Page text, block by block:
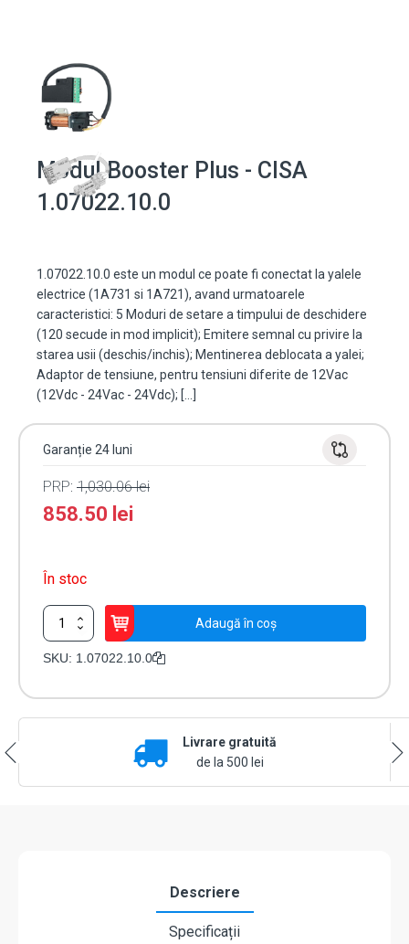
Modul Booster Plus - CISA
1.07022.10.0
1.07022.10.0 este un modul ce poate fi conectat la yalele
electrice (1A731 si 1A721), avand urmatoarele
caracteristici: 5 Moduri de setare a timpului de deschidere
(120 secude in mod implicit); Emitere semnal cu privire la
starea usii (deschis/inchis); Mentinerea deblocata a yalei;
Adaptor de tensiune, pentru tensiuni diferite de 12Vac
(12Vdc - 24Vac - 24Vdc); […]
Garanție 24 luni
PRP: 1,030.06lei
858.50 lei
În stoc
Cantitate
Modul
Booster
Adaugă în coș
SKU: 1.07022.10.0
Livrare gratuită
de la 500 lei
Descriere
Specificații